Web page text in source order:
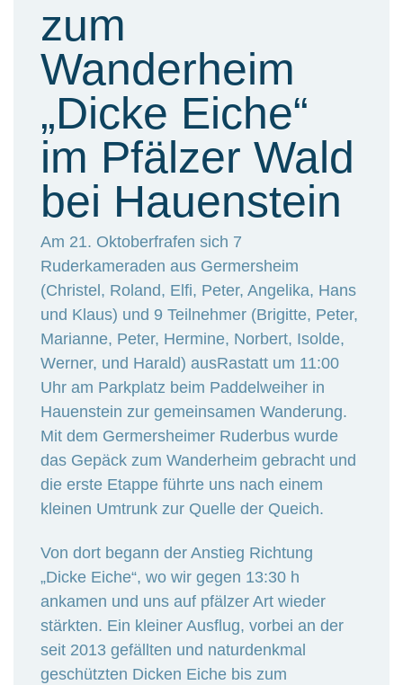
zum
Wanderheim
„Dicke Eiche“
im Pfälzer Wald
bei Hauenstein
Am 21. Oktoberfrafen sich 7
Ruderkameraden aus Germersheim
(Christel, Roland, Elfi, Peter, Angelika, Hans
und Klaus) und 9 Teilnehmer (Brigitte, Peter,
Marianne, Peter, Hermine, Norbert, Isolde,
Werner, und Harald) ausRastatt um 11:00
Uhr am Parkplatz beim Paddelweiher in
Hauenstein zur gemeinsamen Wanderung.
Mit dem Germersheimer Ruderbus wurde
das Gepäck zum Wanderheim gebracht und
die erste Etappe führte uns nach einem
kleinen Umtrunk zur Quelle der Queich.
Von dort begann der Anstieg Richtung
„Dicke Eiche“, wo wir gegen 13:30 h
ankamen und uns auf pfälzer Art wieder
stärkten. Ein kleiner Ausflug, vorbei an der
seit 2013 gefällten und naturdenkmal
geschützten Dicken Eiche bis zum